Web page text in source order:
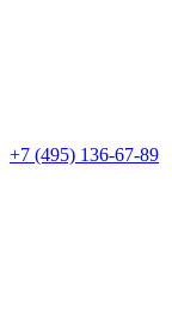
+7 (495) 136-67-89